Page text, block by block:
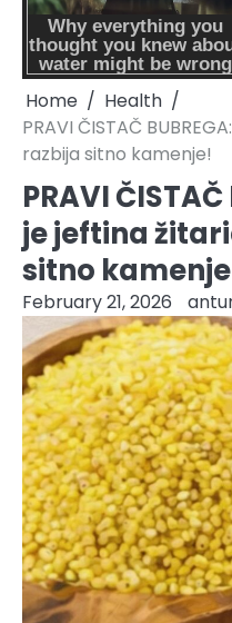
Home
Health
PRAVI ČISTAČ
razbija sitno kamenje!
PRAVI
je jeftina
sitno
February 21, 2026